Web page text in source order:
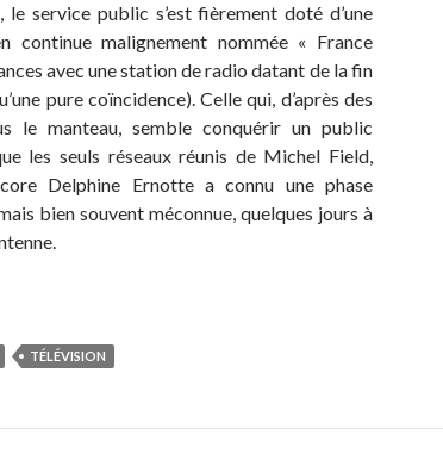
service public s’est fièrement doté d’une
continue malignement nommée « France
avec une station de radio datant de la fin
pure coïncidence). Celle qui, d’après des
le manteau, semble conquérir un public
les seuls réseaux réunis de Michel Field,
Delphine Ernotte a connu une phase
bien souvent méconnue, quelques jours à
TÉLÉVISION